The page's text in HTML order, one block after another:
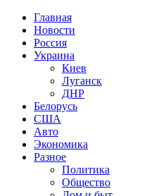
Главная
Новости
Россия
Украина
Киев
Луганск
ДНР
Белорусь
США
Авто
Экономика
Разное
Политика
Общество